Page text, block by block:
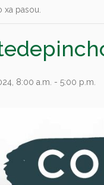
xa pasou.
8:00 a.m. - 5:00 p.m.